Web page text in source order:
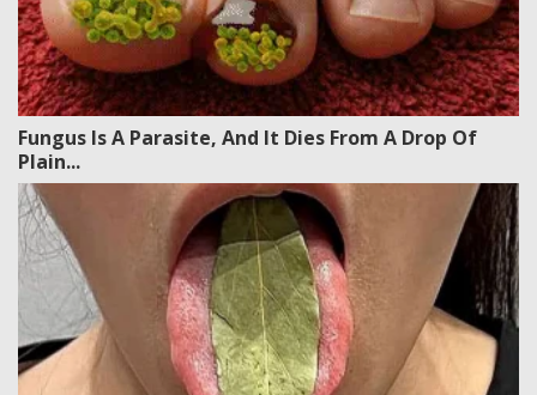
Fungus Is A Parasite, And It Dies From A Drop Of
Plain...